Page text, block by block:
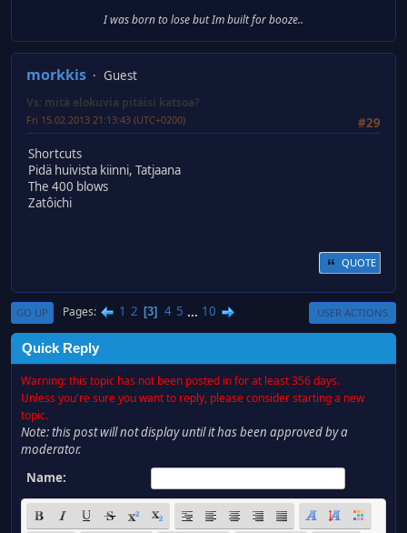
I was born to lose but Im built for booze..
morkkis Guest
Vs: mitä elokuvia pitäisi katsoa?
#29
Fri 15.02.2013 21:13:43 (UTC+0200)
Shortcuts
Pidä huivista kiinni, Tatjaana
The 400 blows
Zatôichi
QUOTE
GO UP Pages 1 2 3 4 5 ... 10 USER ACTIONS
Quick Reply
Warning: this topic has not been posted in for at least 356 days.
Unless you're sure you want to reply, please consider starting a new
topic.
Note: this post will not display until it has been approved by a
moderator.
Name: